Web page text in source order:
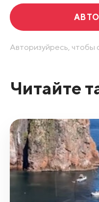
Авторизуйресь, чтобы
Читайте